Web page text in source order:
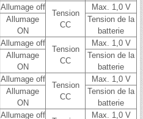
Allumage off
Tension
CC
Max. 1,0 V
Allumage
ON
Tension de la
batterie
Allumage off
Tension
CC
Max. 1,0 V
Allumage
ON
Tension de la
batterie
Allumage off
Tension
CC
Max. 1,0 V
Allumage
ON
Tension de la
batterie
Allumage off
Max. 1,0 V